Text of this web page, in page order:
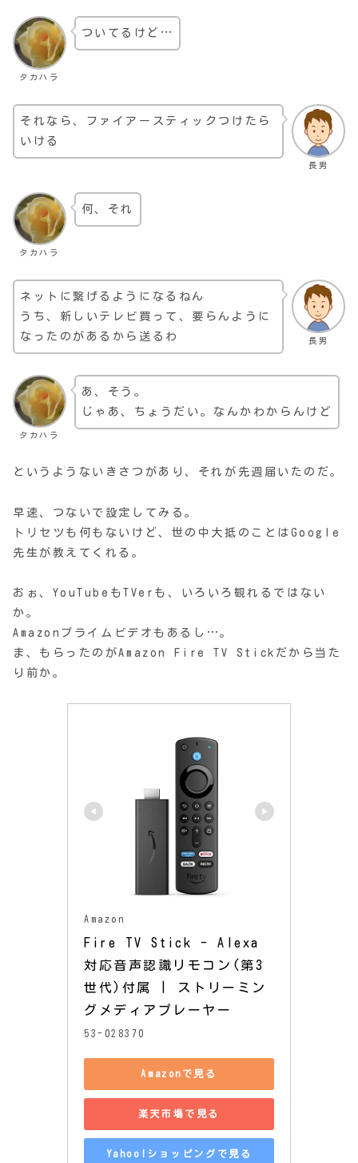
タカハラ
ついてるけど…
長男
それなら、ファイアースティックつけたら
いける
タカハラ
何、それ
長男
ネットに繋げるようになるねん
うち、新しいテレビ買って、要らんように
なったのがあるから送るわ
タカハラ
あ、そう。
じゃあ、ちょうだい。なんかわからんけど
というようないきさつがあり、それが先週届いたのだ。
早速、つないで設定してみる。
トリセツも何もないけど、世の中大抵のことはGoogle
先生が教えてくれる。
おぉ、YouTubeもTVerも、いろいろ観れるではない
か。
Amazonプライムビデオもあるし…。
ま、もらったのがAmazon Fire TV Stickだから当た
り前か。
Amazon
Fire TV Stick - Alexa
対応音声認識リモコン(第3
世代)付属 | ストリーミン
グメディアプレーヤー
53-028370
Amazonで見る
楽天市場で見る
Yahoo!ショッピングで見る